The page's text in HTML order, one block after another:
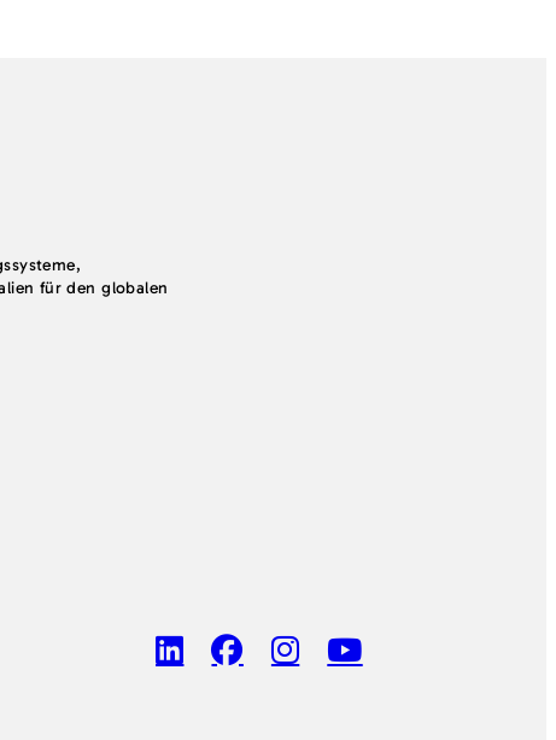
für den globalen